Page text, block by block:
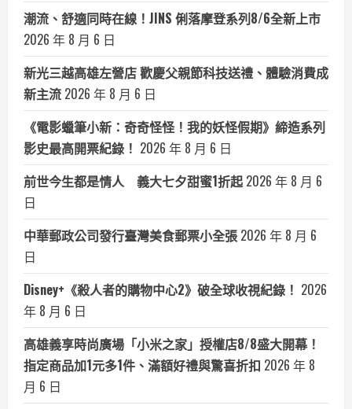
潮流、舒適同時在線！JINS 俐落摩登系列8/6全新上市
2026 年 8 月 6 日
新光三越高雄左營店 歡慶父親節科技送禮、體驗消費成
新主流 2026 年 8 月 6 日
《電影蠟筆小新：奇奇怪怪！我的妖怪假期》締造系列
影史最高開票紀錄！ 2026 年 8 月 6 日
前世今生都是情人 義大七夕甜蜜1折起 2026 年 8 月 6
日
中華郵政公司發行臺灣美食郵票小全張 2026 年 8 月 6
日
Disney+《殺人者的購物中心2》破全球收視紀錄！ 2026
年 8 月 6 日
高雄義享時尚廣場「小米之家」授權店8/8盛大開幕！
指定商品加1元多1件、滿額好禮與驚喜折扣 2026 年 8
月 6 日